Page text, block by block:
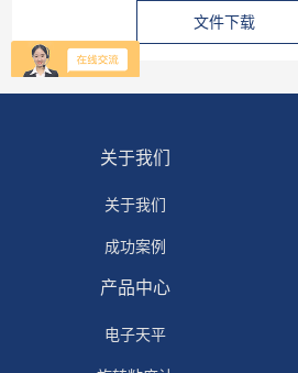
文件下载
图片下载
关于我们
关于我们
成功案例
产品中心
电子天平